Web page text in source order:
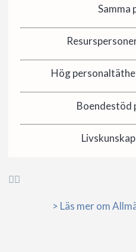
Samma
Hög
Boendestöd

> Läs mer om